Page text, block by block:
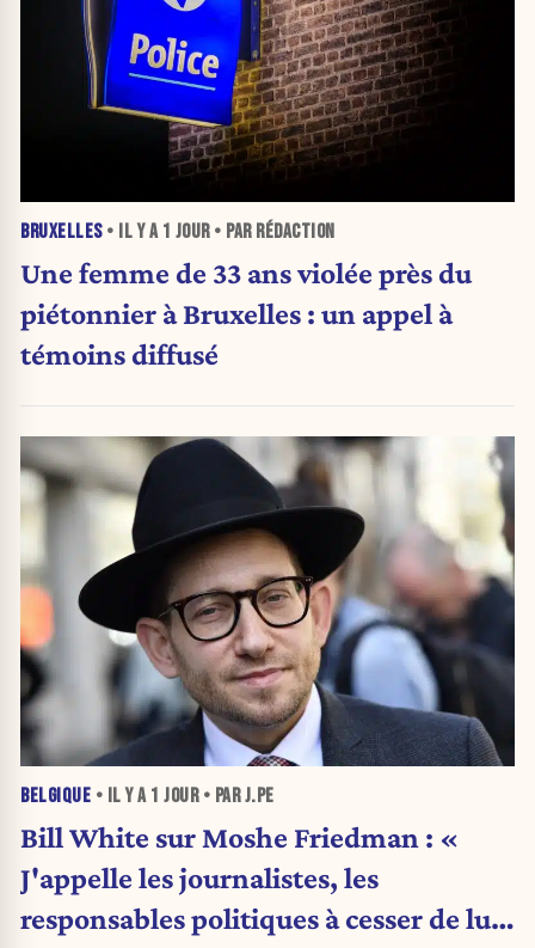
BRUXELLES• IL Y A 1 JOUR• PAR RÉDACTION
Une femme de 33 ans violée près du
piétonnier à Bruxelles : un appel à
témoins diffusé
BELGIQUE • IL Y A 1 JOUR• PAR J.PE
Bill White sur Moshe Friedman : «
J'appelle les journalistes, les
responsables politiques à cesser de lui